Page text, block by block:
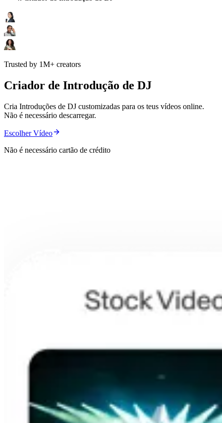
Trusted by 1M+ creators
Criador de Introdução de DJ
Cria Introduções de DJ customizadas para os teus vídeos online.
Não é necessário descarregar.
Escolher Vídeo
Não é necessário cartão de crédito